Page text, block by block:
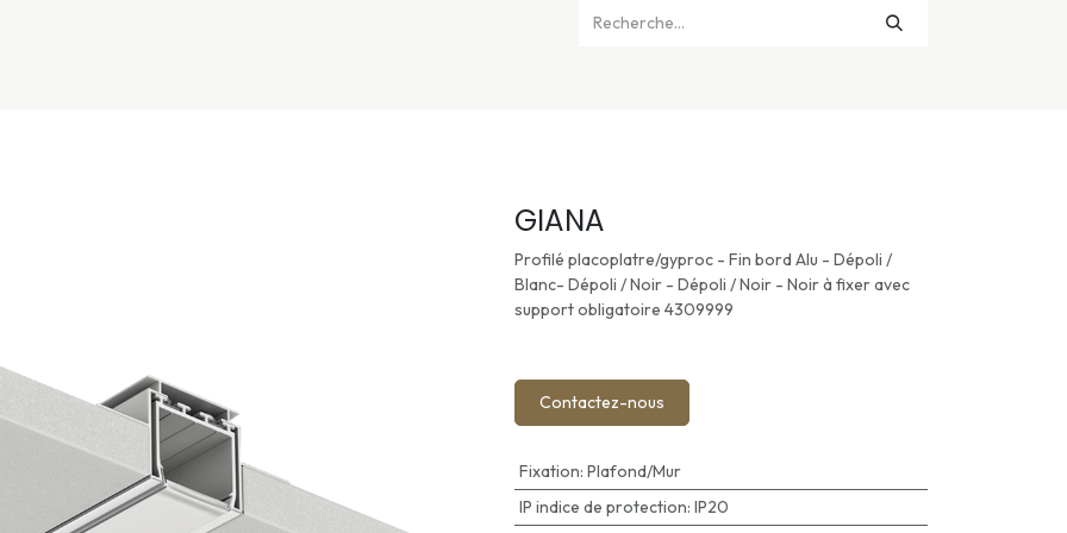
GIANA
Profilé placoplatre/gyproc - Fin bord Alu - Dépoli /
Blanc- Dépoli / Noir - Dépoli / Noir - Noir à fixer avec
support obligatoire 4309999
Contactez-nous
Fixation:Plafond/Mur
IP indice de protection:IP20